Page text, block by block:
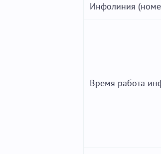
Инфолиния
Время работа